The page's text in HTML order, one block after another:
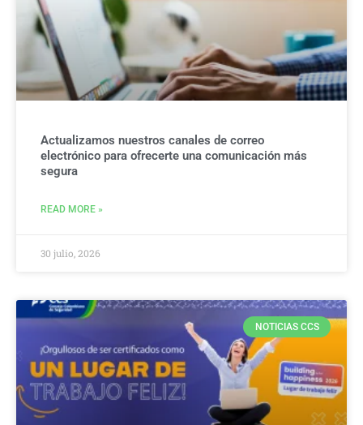
Actualizamos nuestros canales de correo
electrónico para ofrecerte una comunicación más
segura
READ MORE »
30 julio, 2026
NOTICIAS CCS